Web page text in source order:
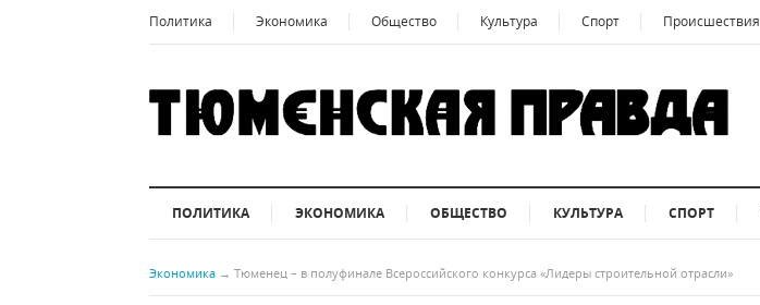
Политика Экономика Общество Культура Спорт Происшествия
ПОЛИТИКА ЭКОНОМИКА ОБЩЕСТВО КУЛЬТУРА СПОРТ
Экономика → Тюменец – в полуфинале Всероссийского конкурса «Лидеры строительной отрасли»